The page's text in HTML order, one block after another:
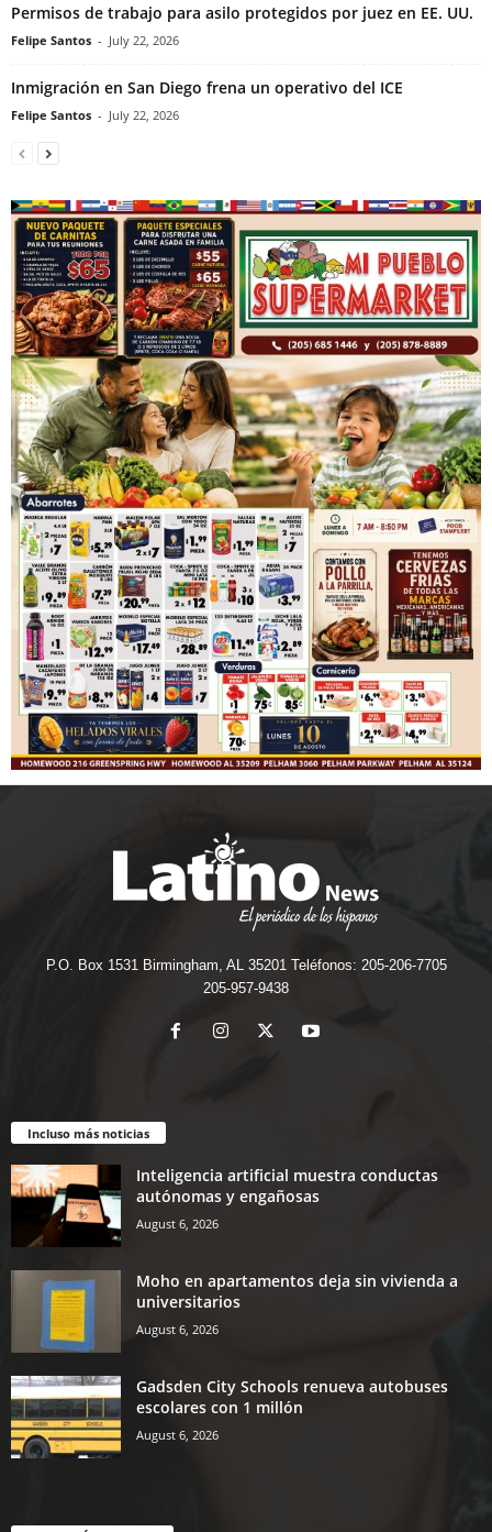
Permisos de trabajo para asilo protegidos por juez en EE. UU.
Felipe Santos - July 22, 2026
Inmigración en San Diego frena un operativo del ICE
Felipe Santos - July 22, 2026
P.O. Box 1531 Birmingham, AL 35201 Teléfonos: 205-206-7705
205-957-9438
Incluso más noticias
Inteligencia artificial muestra conductas
autónomas y engañosas
August 6, 2026
Moho en apartamentos deja sin vivienda a
universitarios
August 6, 2026
Gadsden City Schools renueva autobuses
escolares con 1 millón
August 6, 2026